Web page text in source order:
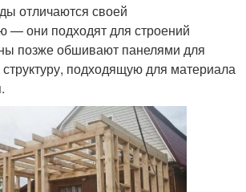
отличаются своей
— они подходят для строений
позже обшивают панелями для
подходящую для материала